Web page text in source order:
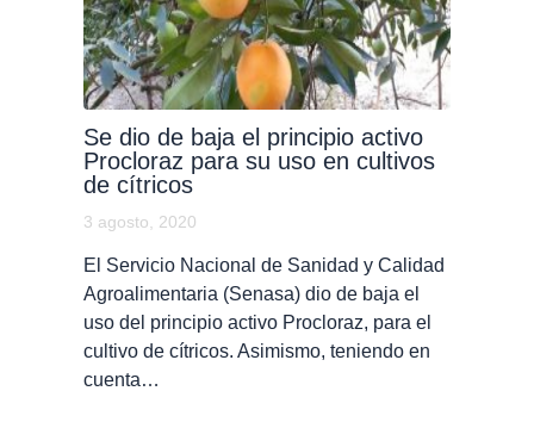
Se dio de baja el principio activo
Procloraz para su uso en cultivos
de cítricos
3 agosto, 2020
El Servicio Nacional de Sanidad y Calidad
Agroalimentaria (Senasa) dio de baja el
uso del principio activo Procloraz, para el
cultivo de cítricos. Asimismo, teniendo en
cuenta…